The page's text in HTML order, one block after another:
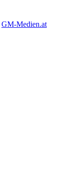
GM-Medien.at